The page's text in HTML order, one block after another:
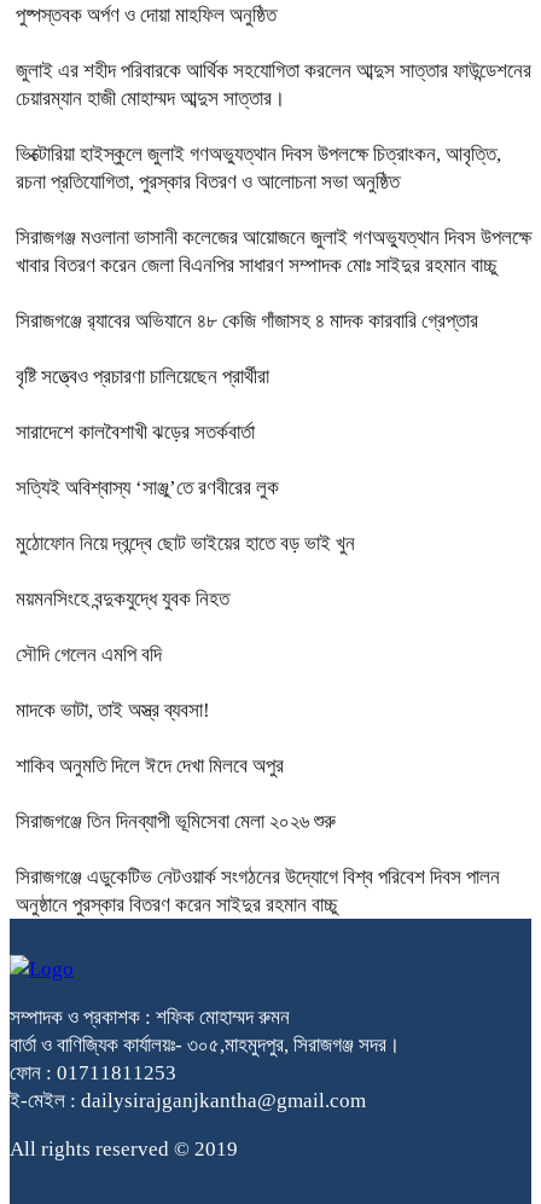
পুষ্পস্তবক অর্পণ ও দোয়া মাহফিল অনুষ্ঠিত
জুলাই এর শহীদ পরিবারকে আর্থিক সহযোগিতা করলেন আব্দুস সাত্তার ফাউন্ডেশনের
চেয়ারম্যান হাজী মোহাম্মদ আব্দুস সাত্তার।
ভিক্টোরিয়া হাইস্কুলে জুলাই গণঅভ্যুত্থান দিবস উপলক্ষে চিত্রাংকন, আবৃত্তি,
রচনা প্রতিযোগিতা, পুরস্কার বিতরণ ও আলোচনা সভা অনুষ্ঠিত
সিরাজগঞ্জ মওলানা ভাসানী কলেজের আয়োজনে জুলাই গণঅভ্যুত্থান দিবস উপলক্ষে
খাবার বিতরণ করেন জেলা বিএনপির সাধারণ সম্পাদক মোঃ সাইদুর রহমান বাচ্চু
সিরাজগঞ্জে র‍্যাবের অভিযানে ৪৮ কেজি গাঁজাসহ ৪ মাদক কারবারি গ্রেপ্তার
বৃষ্টি সত্ত্বেও প্রচারণা চালিয়েছেন প্রার্থীরা
সারাদেশে কালবৈশাখী ঝড়ের সতর্কবার্তা
সত্যিই অবিশ্বাস্য ‘সাঞ্জু’তে রণবীরের লুক
মুঠোফোন নিয়ে দ্বন্দ্বে ছোট ভাইয়ের হাতে বড় ভাই খুন
ময়মনসিংহে বন্দুকযুদ্ধে যুবক নিহত
সৌদি গেলেন এমপি বদি
মাদকে ভাটা, তাই অস্ত্র ব্যবসা!
শাকিব অনুমতি দিলে ঈদে দেখা মিলবে অপুর
সিরাজগঞ্জে তিন দিনব্যাপী ভূমিসেবা মেলা ২০২৬ শুরু
সিরাজগঞ্জে এডুকেটিভ নেটওয়ার্ক সংগঠনের উদ্যোগে বিশ্ব পরিবেশ দিবস পালন
অনুষ্ঠানে পুরস্কার বিতরণ করেন সাইদুর রহমান বাচ্চু
সম্পাদক ও প্রকাশক : শফিক মোহাম্মদ রুমন
বার্তা ও বাণিজ্যিক কার্যালয়ঃ- ৩০৫,মাহমুদপুর, সিরাজগঞ্জ সদর।
ফোন : 01711811253
ই-মেইল : dailysirajganjkantha@gmail.com
All rights reserved © 2019